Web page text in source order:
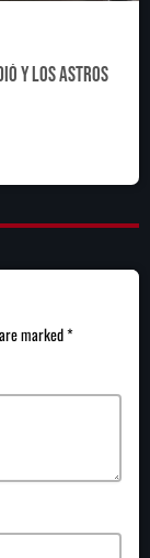
y los Astros
marked *